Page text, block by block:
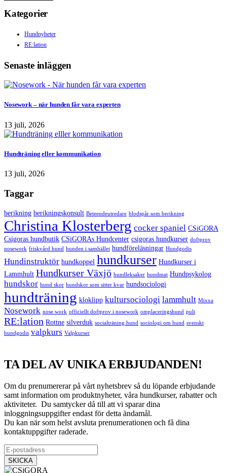
Kategorier
Hundnyheter
RE:lation
Senaste inläggen
Nosework – när hunden får vara experten
13 juli, 2026
Hundträning eller kommunikation
13 juli, 2026
Taggar
berikning berikningskonsult Beteendeutredare blodspår som berikning
Christina Klosterberg cocker spaniel CSiGORA
Csigoras hundbutik CSiGORAs Hundcenter csigoras hundkurser doftprov
nosework friskvård hund hunden i samhället hundföreläsningar Hundgodis
Hundinstruktör hundkoppel hundkurser Hundkurser i
Lammhult Hundkurser Växjö hundleksaker hundmat Hundpsykolog
hundskor hund skor hundskor som sitter kvar hundsociologi
hundträning kloklipp kultursociologi lammhult Mixxa
Nosework nose work officiellt doftprov i nosework omplaceringshund puli
RE:lation Rottne silverduk socialträning hund sociologi om hund svenskt
hundgodis valpkurs Valpkurser
TA DEL AV UNIKA ERBJUDANDEN!
Om du prenumererar på vårt nyhetsbrev så du löpande erbjudande
samt information om produktnyheter, våra hundkurser, rabatter och
aktiviteter. Du samtycker då till att vi sparar dina
inloggningsuppgifter endast för detta ändamål.
Du kan när som helst avsluta prenumerationen och få dina
kontaktuppgifter raderade.